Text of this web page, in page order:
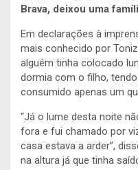
Brava, deixou uma
Em declarações à
mais conhecido por
alguém tinha colocado
dormia com o filho,
consumido apenas um
“Já o lume desta noite
fora e fui chamado por
casa estava a arder”,
na altura já que tinha